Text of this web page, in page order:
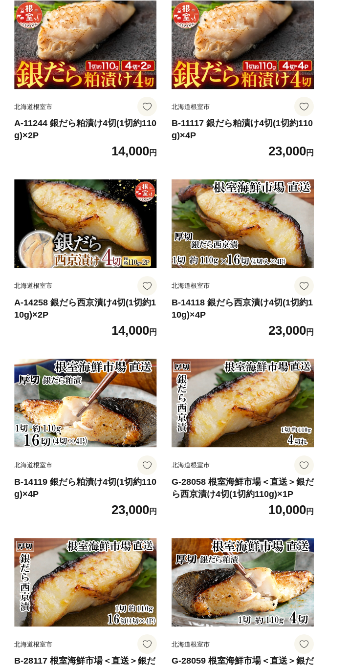
北海道根室市
A-11244 銀だら粕漬け4切(1切約110
g)×2P
14,000円
北海道根室市
B-11117 銀だら粕漬け4切(1切約110
g)×4P
23,000円
北海道根室市
A-14258 銀だら西京漬け4切(1切約1
10g)×2P
14,000円
北海道根室市
B-14118 銀だら西京漬け4切(1切約1
10g)×4P
23,000円
北海道根室市
B-14119 銀だら粕漬け4切(1切約110
g)×4P
23,000円
北海道根室市
G-28058 根室海鮮市場＜直送＞銀だ
ら西京漬け4切(1切約110g)×1P
10,000円
北海道根室市
B-28117 根室海鮮市場＜直送＞銀だ
北海道根室市
G-28059 根室海鮮市場＜直送＞銀だ